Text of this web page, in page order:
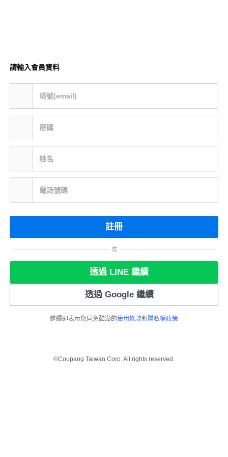
請輸入會員資料
帳號(email)
密碼
姓名
電話號碼
註冊
或
透過 LINE 繼續
透過 Google 繼續
繼續即表示您同意酷澎的使用條款和 隱私權政策
©Coupang Taiwan Corp. All rights reserved.